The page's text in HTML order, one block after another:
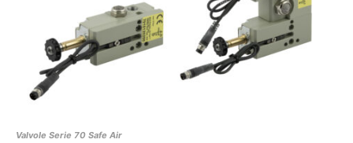
Valvole Serie 70 Safe Air